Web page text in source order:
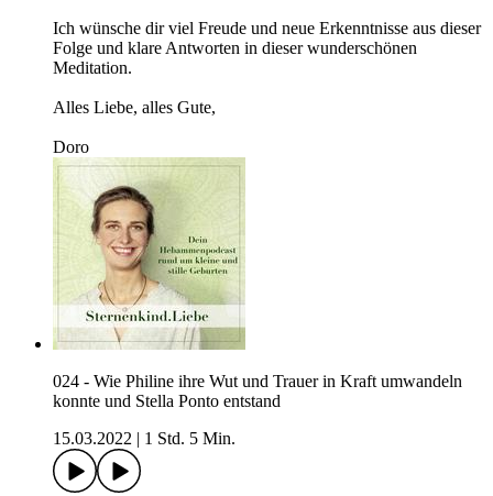
Ich wünsche dir viel Freude und neue Erkenntnisse aus dieser
Folge und klare Antworten in dieser wunderschönen
Meditation.
Alles Liebe, alles Gute,
Doro
024 - Wie Philine ihre Wut und Trauer in Kraft umwandeln
konnte und Stella Ponto entstand
15.03.2022
1 Std. 5 Min.